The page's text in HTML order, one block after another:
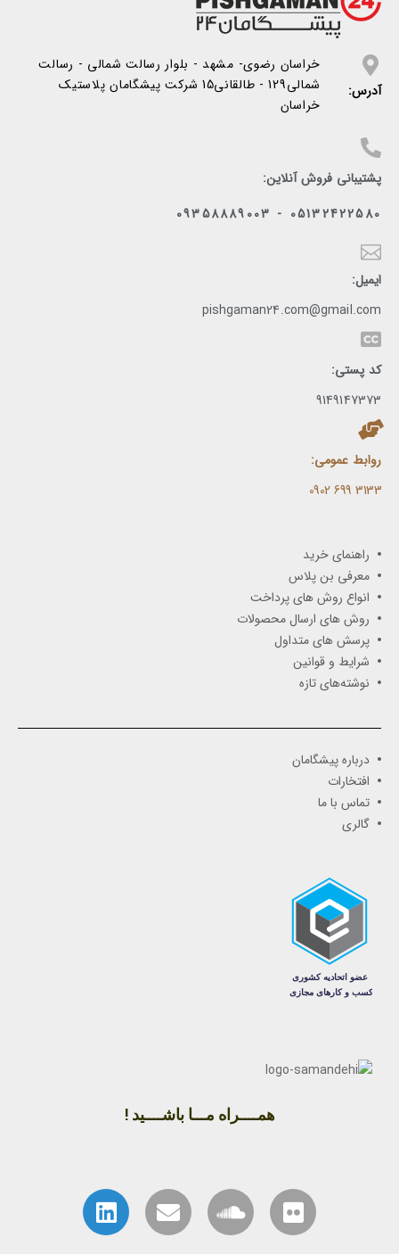
آدرس:
خراسان رضوی- مشهد - بلوار رسالت شمالی - رسالت
شمالی129 - طالقانی15 شرکت پیشگامان پلاستیک
خراسان
پشتیبانی فروش آنلاین:
05132422580 - 09358889003
ایمیل:
pishgaman24.com@gmail.com
کد پستی:
9149147373
روابط عمومی:
3133 699 0902​
راهنمای خرید
معرفی بن پلاس
انواع روش های پرداخت
روش های ارسال محصولات
پرسش های متداول
شرایط و قوانین
نوشته‌های تازه
درباره پیشگامان
افتخارات
تماس با ما
گالری
همــــراه مـــا باشــــید !